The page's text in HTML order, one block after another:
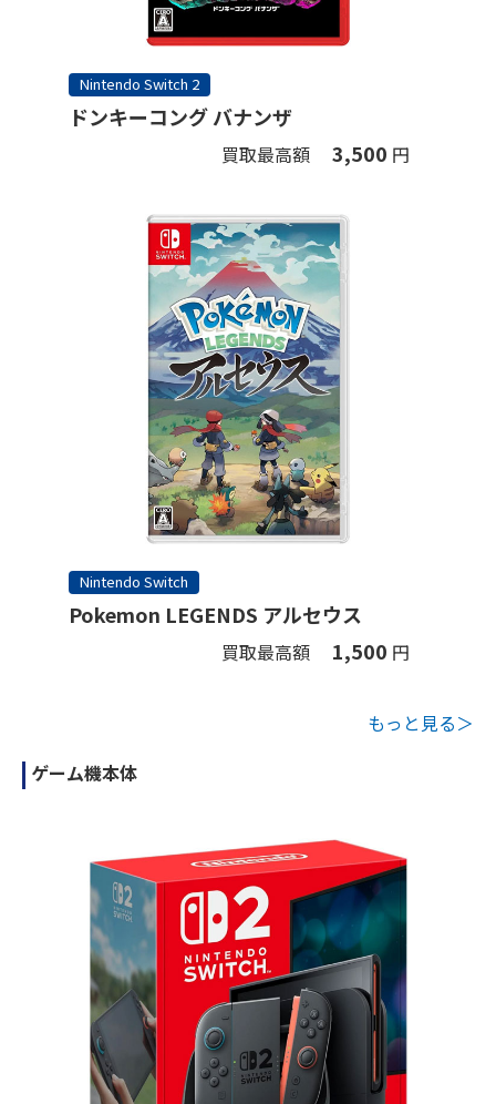
Nintendo Switch 2
ドンキーコング バナンザ
買取最高額 3,500 円
Nintendo Switch
Pokemon LEGENDS アルセウス
買取最高額 1,500 円
もっと見る＞
ゲーム機本体